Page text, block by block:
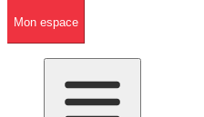
Mon espace